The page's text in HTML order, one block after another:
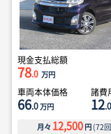
現金支払総額
78.0 万円
車両本体価格
66.0万円
諸費
12.0
月々 12,500 円 (72